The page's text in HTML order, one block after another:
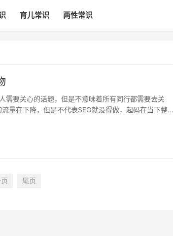
育儿常识 两性常识
量在下降，但是不代表SEO就没得做，起码在当下整个
尾页